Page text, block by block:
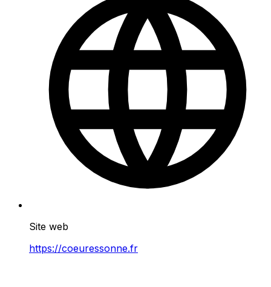
Site web
https://coeuressonne.fr